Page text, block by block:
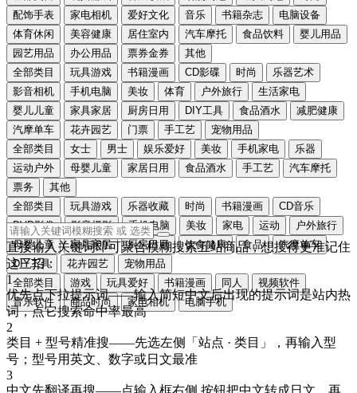
配饰手表
家电相机 爱好文化 音乐 书籍杂志
电脑设备
体育休闲
美容健康 居住室内 汽车摩托 食品饮料
婴儿用品
园艺用品
办公用品 票券金券
其他
全部类目
玩具游戏 书籍漫画 CD影碟 时尚
乐器艺术
影音相机
手机电脑 美妆 体育 户外旅行
生活家电
婴儿儿童
家具家居 厨房日用 DIY工具 食品酒水
减肥健康
汽摩单车
花卉园艺 门票 手工艺
宠物用品
全部类目
女士 男士 娱乐爱好 美妆 手机家电
乐器
运动户外
母婴儿童 家居日用 食品酒水 手工艺
汽车摩托
票务
其他
全部类目
玩具游戏 乐器收藏 时尚 书籍漫画
CD音乐
DVD影像
影音摄影 手机电脑 美妆 家电 运动
户外旅行
母婴儿童
家具家居 厨房日用 饮食健康 食品
汽摩单车
DIY工具
花卉园艺
宠物用品
全部类目
游戏 玩具爱好 书籍漫画 同人
视频软件
音乐软件
商品时尚 家电相机 电脑手机
直接输入关键词即可聚合模糊搜索五站商品，想搜得更准记住
这三招：
1
优先点下拉提示词——输入简短中文后出现的提示词是站内热
词，点它搜索命中率最高
2
类目 + 型号精准搜——先选左侧「站点 · 类目」，再输入型
号；型号用英文、数字或日文最准
3
中文先翻译再搜——点输入框右侧 按钮把中文转成日文 ，再